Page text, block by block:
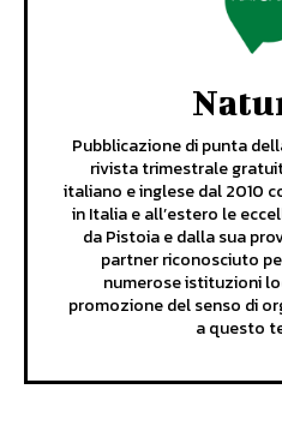
Pubblicazione di punta
rivista trimestrale
italiano e inglese dal 2010
in Italia e all’estero le
da Pistoia e dalla sua
partner riconosciuto
numerose istituzioni
promozione del senso di
a questo